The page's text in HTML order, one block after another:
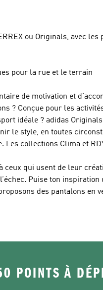
ou Originals, avec
pour la rue et le terrain
de motivation et
? Conçue pour les
idéale ? adidas Originals
le style, en toutes
collections Clima et
qui usent de leur
Puise ton
des pantalons en
POINTS À